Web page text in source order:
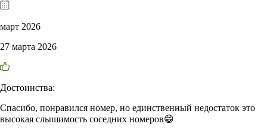
март 2026
27 марта 2026
Достоинства:
Спасибо, понравился номер, но единственный недостаток это
высокая слышимость соседних номеров😁